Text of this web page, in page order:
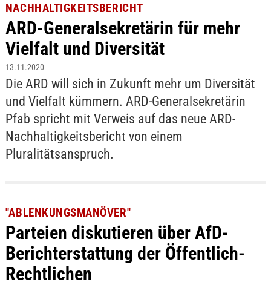
NACHHALTIGKEITSBERICHT
ARD-Generalsekretärin für mehr
Vielfalt und Diversität
13.11.2020
Die ARD will sich in Zukunft mehr um Diversität
und Vielfalt kümmern. ARD-Generalsekretärin
Pfab spricht mit Verweis auf das neue ARD-
Nachhaltigkeitsbericht von einem
Pluralitätsanspruch.
"ABLENKUNGSMANÖVER"
Parteien diskutieren über AfD-
Berichterstattung der Öffentlich-
Rechtlichen